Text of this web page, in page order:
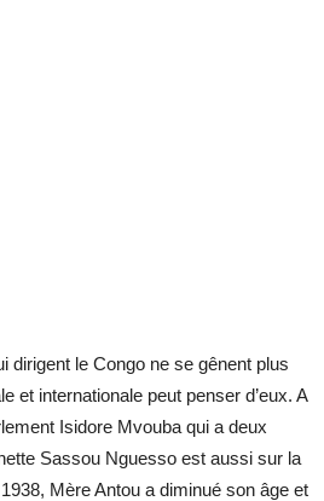
dirigent le Congo ne se gênent plus
et internationale peut penser d’eux. A
Isidore Mvouba qui a deux
Sassou Nguesso est aussi sur la
Mère Antou a diminué son âge et